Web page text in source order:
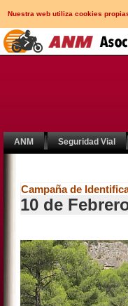
Nuestra web utiliza cookies
ANM Seguridad Vial
Campaña de
10 de